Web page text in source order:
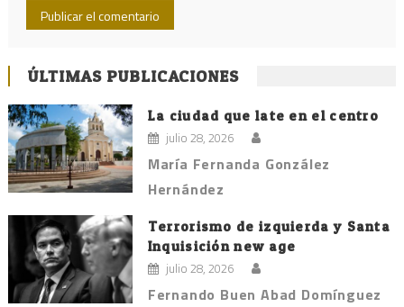
ÚLTIMAS PUBLICACIONES
La ciudad que late en el centro
julio 28, 2026
María Fernanda González
Hernández
Terrorismo de izquierda y Santa
Inquisición new age
julio 28, 2026
Fernando Buen Abad Domínguez